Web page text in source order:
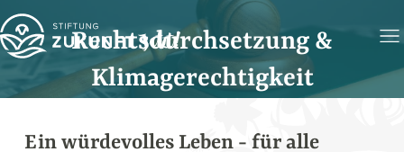
Rechtsdurchsetzung &
Klimagerechtigkeit
Ein würdevolles Leben - für alle